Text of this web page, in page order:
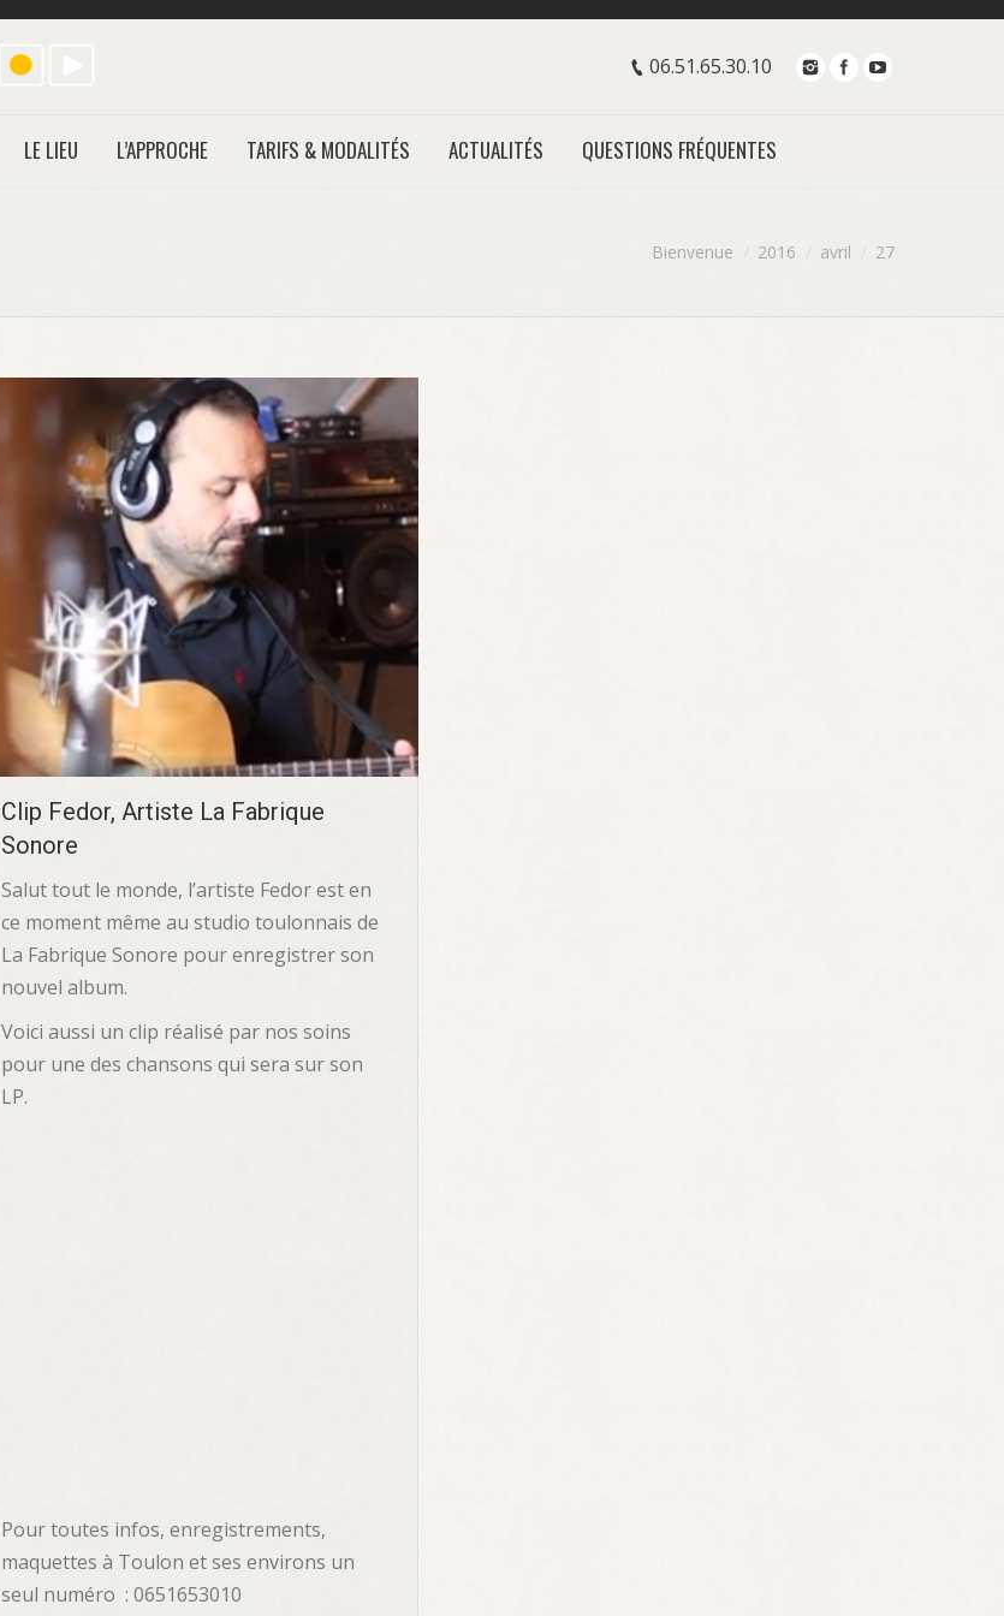
06.51.65.30.10
LE LIEU L’APPROCHE TARIFS & MODALITÉS ACTUALITÉS QUESTIONS FRÉQUENTES
Bienvenue 2016 avril 27
Clip Fedor, Artiste La Fabrique
Sonore
Salut tout le monde, l’artiste Fedor est en
ce moment même au studio toulonnais de
La Fabrique Sonore pour enregistrer son
nouvel album.
Voici aussi un clip réalisé par nos soins
pour une des chansons qui sera sur son
LP.
Pour toutes infos, enregistrements,
maquettes à Toulon et ses environs un
seul numéro : 0651653010